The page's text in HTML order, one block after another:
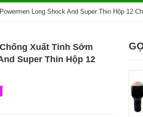
Long Shock And Super Thin Hộp 12
Xuất Tinh Sớm
Super Thin Hộp 12